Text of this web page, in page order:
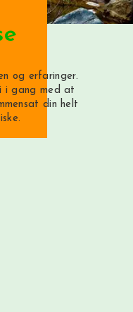
og erfaringer.
i gang med at
din helt